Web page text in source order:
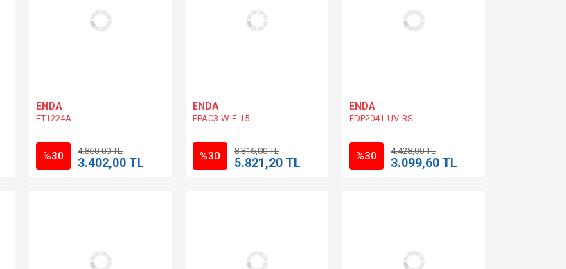
ENDA
ET1224A
%30 4.860,00 TL
3.402,00 TL
ENDA
EPAC3-W-F-15
%30 8.316,00 TL
5.821,20 TL
ENDA
EDP2041-UV-RS
%30 4.428,00 TL
3.099,60 TL